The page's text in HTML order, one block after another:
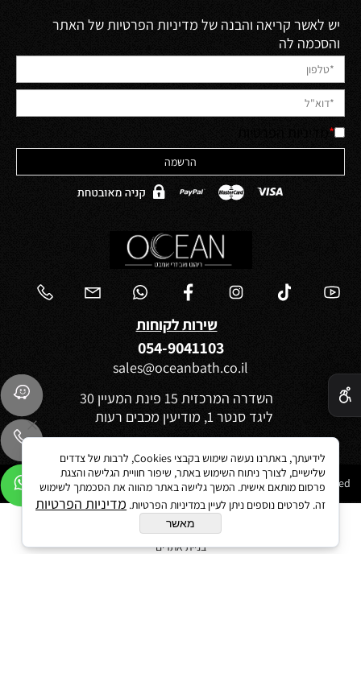
יש לאשר קריאה והבנה של מדיניות הפרטיות של האתר
והסכמה לה
*
שירות לקוחות
054-9041103
sales@oceanbath.co.il
השדרה המרכזית 15 פינת המעיין 30
ליגד סנטר 1, מודיעין מכבים רעות
בניית אתרים
לידיעתך, באתרנו נעשה שימוש בקבצי Cookies, לרבות של צדדים
שלישיים, לצורך ניתוח השימוש באתר, שיפור חוויית הגלישה והצגת
פרסום מותאם אישית. המשך גלישה באתר מהווה את הסכמתך לשימוש
זה. לפרטים נוספים ניתן לעיין במדיניות הפרטיות. מדיניות הפרטיות
מאשר